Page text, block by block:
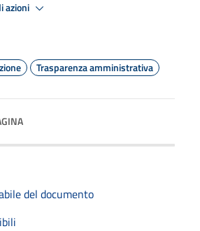
azioni
Trasparenza amministrativa
del documento